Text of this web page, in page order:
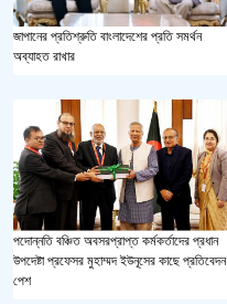
জাপানের প্রতিশ্রুতি বাংলাদেশের প্রতি সমর্থন
অব্যাহত রাখার
পদোন্নতি বঞ্চিত অবসরপ্রাপ্ত কর্মকর্তাদের প্রধান
উপদেষ্টা প্রফেসর মুহাম্মদ ইউনূসের কাছে প্রতিবেদন
পেশ